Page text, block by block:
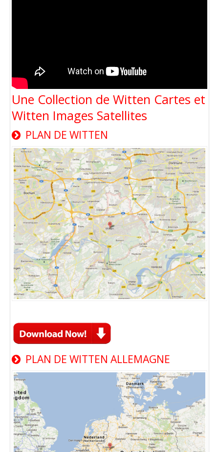
Une Collection de Witten Cartes et
Witten Images Satellites
PLAN DE WITTEN
PLAN DE WITTEN ALLEMAGNE